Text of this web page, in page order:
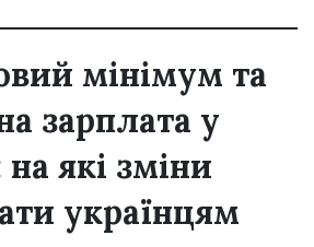
мінімум та
зарплата у
на які зміни
українцям